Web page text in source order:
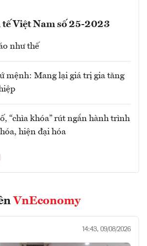
Việt Nam số 25-2023
như thế
mệnh: Mang lại giá trị gia tăng
“chìa khóa” rút ngắn hành trình
hiện đại hóa
VnEconomy
14:43, 09/08/2026